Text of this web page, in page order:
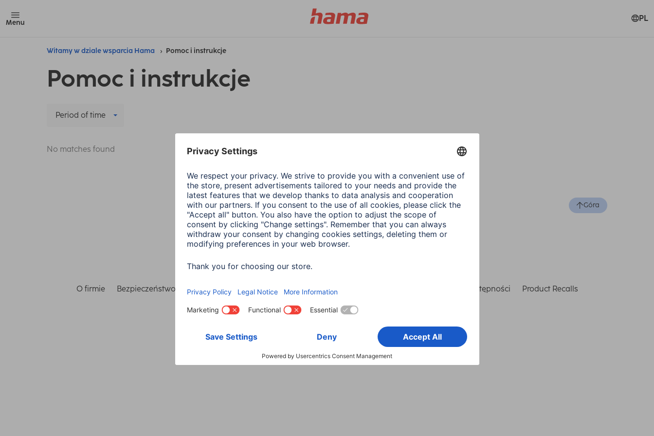
Menu PL
Witamy w dziale wsparcia Hama Pomoc i instrukcje
Pomoc i instrukcje
Period of time
No matches found
Góra
Wybierz kraj
O firmie Bezpieczeństwo i ochrona danych Warunki gwarancji Deklaracje zgodności Deklaracja dostępności Product Recalls